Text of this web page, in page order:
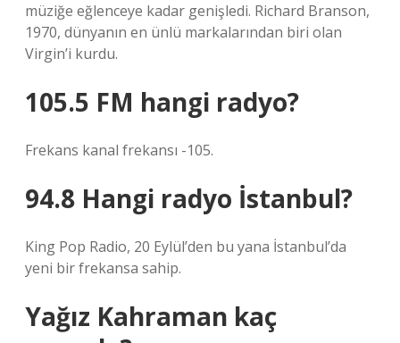
müziğe eğlenceye kadar genişledi. Richard Branson,
1970, dünyanın en ünlü markalarından biri olan
Virgin’i kurdu.
105.5 FM hangi radyo?
Frekans kanal frekansı -105.
94.8 Hangi radyo İstanbul?
King Pop Radio, 20 Eylül’den bu yana İstanbul’da
yeni bir frekansa sahip.
Yağız Kahraman kaç